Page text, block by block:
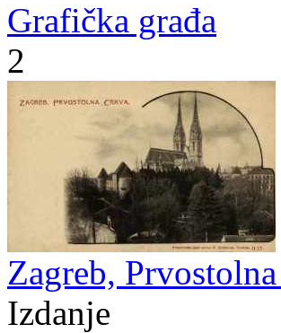
Grafička građa
2
Zagreb,
Izdanje